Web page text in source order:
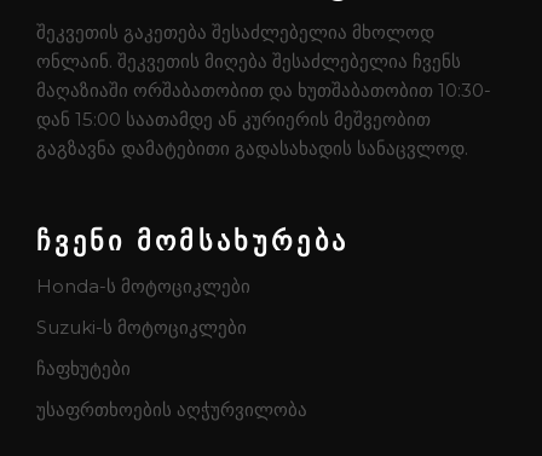
შეკვეთის გაკეთება შესაძლებელია მხოლოდ
ონლაინ. შეკვეთის მიღება შესაძლებელია ჩვენს
მაღაზიაში ორშაბათობით და ხუთშაბათობით 10:30-
დან 15:00 საათამდე ან კურიერის მეშვეობით
გაგზავნა დამატებითი გადასახადის სანაცვლოდ.
ჩვენი მომსახურება
Honda-ს მოტოციკლები
Suzuki-ს მოტოციკლები
ჩაფხუტები
უსაფრთხოების აღჭურვილობა